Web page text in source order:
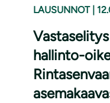
LAUSUNNOT
hallinto-